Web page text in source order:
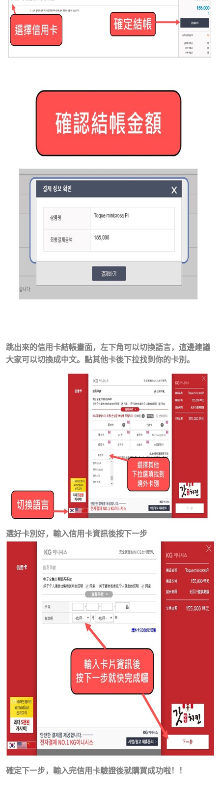
跳出來的信用卡結帳畫面，左下角可以切換語言，這邊建議
大家可以切換成中文。點其他卡後下拉找到你的卡別。
選好卡別好，輸入信用卡資訊後按下一步
確定下一步，輸入完信用卡驗證後就購買成功啦！！